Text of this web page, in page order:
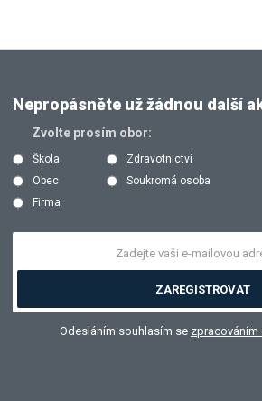
Nepropásněte už žádnou další
Zvolte prosím obor:
Škola
Zdravotnictví
Obec
Soukromá osoba
Firma
ZAREGISTROVAT
Odesláním souhlasím se